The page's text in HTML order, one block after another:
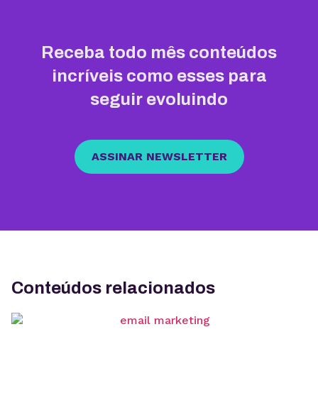
Receba todo mês conteúdos
incríveis como esses para
seguir evoluindo
ASSINAR NEWSLETTER
Conteúdos relacionados